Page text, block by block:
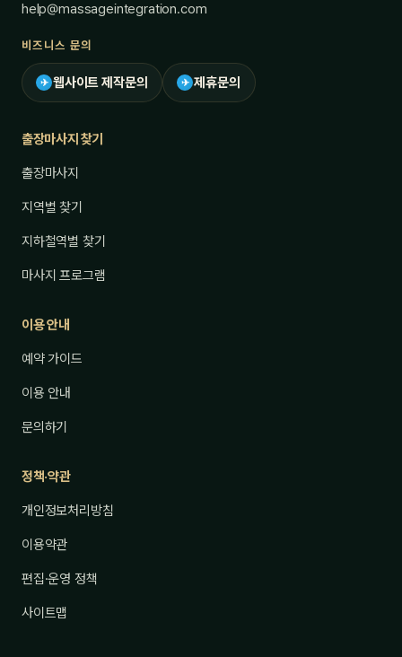
help@massageintegration.com
비즈니스 문의
✈ 웹사이트 제작문의 ✈ 제휴문의
출장마사지 찾기
출장마사지
지역별 찾기
지하철역별 찾기
마사지 프로그램
이용 안내
예약 가이드
이용 안내
문의하기
정책·약관
개인정보처리방침
이용약관
편집·운영 정책
사이트맵